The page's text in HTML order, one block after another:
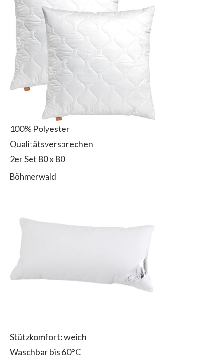
100% Polyester
Qualitätsversprechen
2er Set 80 x 80
Böhmerwald
Stützkomfort: weich
Waschbar bis 60°C